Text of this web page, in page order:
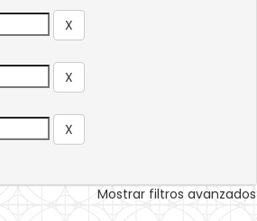
Mostrar filtros avanzados